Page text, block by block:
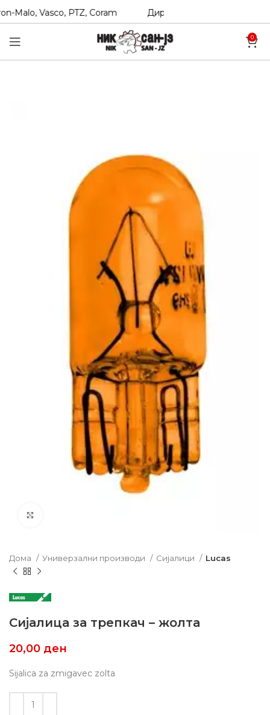
Vasco, PTZ, Coram Директни увозници на
0
Дома Универзални производи Сијалици Lucas
Сијалица за трепкач – жолта
20,00 ден
Sijalica za zmigavec zolta